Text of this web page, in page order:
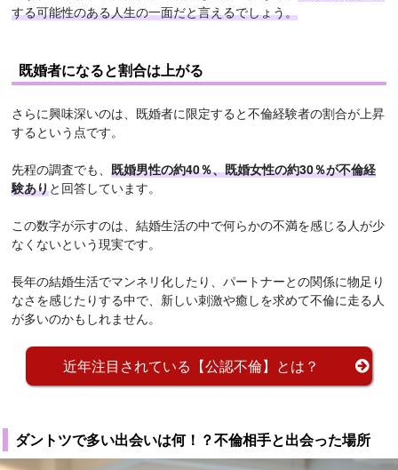
する可能性のある人生の一面だと言えるでしょう。
既婚者になると割合は上がる
さらに興味深いのは、既婚者に限定すると不倫経験者の割合が上昇
するという点です。
先程の調査でも、既婚男性の約40％、既婚女性の約30％が不倫経
験ありと回答しています。
この数字が示すのは、結婚生活の中で何らかの不満を感じる人が少
なくないという現実です。
長年の結婚生活でマンネリ化したり、パートナーとの関係に物足り
なさを感じたりする中で、新しい刺激や癒しを求めて不倫に走る人
が多いのかもしれません。
近年注目されている【公認不倫】とは？
ダントツで多い出会いは何！？不倫相手と出会った場所